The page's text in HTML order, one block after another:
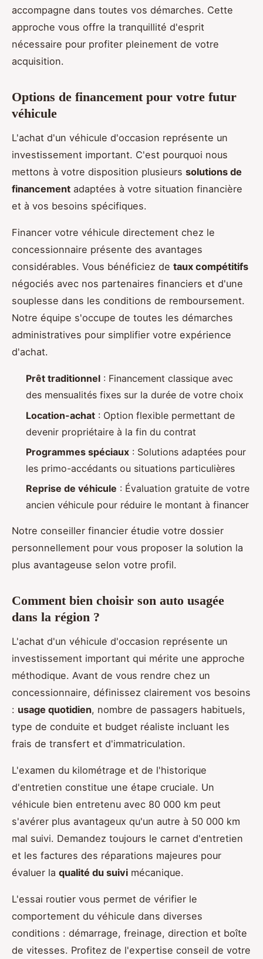
accompagne dans toutes vos démarches. Cette
approche vous offre la tranquillité d'esprit
nécessaire pour profiter pleinement de votre
acquisition.
Options de financement pour votre futur
véhicule
L'achat d'un véhicule d'occasion représente un
investissement important. C'est pourquoi nous
mettons à votre disposition plusieurs solutions de
financement adaptées à votre situation financière
et à vos besoins spécifiques.
Financer votre véhicule directement chez le
concessionnaire présente des avantages
considérables. Vous bénéficiez de taux compétitifs
négociés avec nos partenaires financiers et d'une
souplesse dans les conditions de remboursement.
Notre équipe s'occupe de toutes les démarches
administratives pour simplifier votre expérience
d'achat.
Prêt traditionnel : Financement classique avec
des mensualités fixes sur la durée de votre choix
Location-achat : Option flexible permettant de
devenir propriétaire à la fin du contrat
Programmes spéciaux : Solutions adaptées pour
les primo-accédants ou situations particulières
Reprise de véhicule : Évaluation gratuite de votre
ancien véhicule pour réduire le montant à financer
Notre conseiller financier étudie votre dossier
personnellement pour vous proposer la solution la
plus avantageuse selon votre profil.
Comment bien choisir son auto usagée
dans la région ?
L'achat d'un véhicule d'occasion représente un
investissement important qui mérite une approche
méthodique. Avant de vous rendre chez un
concessionnaire, définissez clairement vos besoins
: usage quotidien, nombre de passagers habituels,
type de conduite et budget réaliste incluant les
frais de transfert et d'immatriculation.
L'examen du kilométrage et de l'historique
d'entretien constitue une étape cruciale. Un
véhicule bien entretenu avec 80 000 km peut
s'avérer plus avantageux qu'un autre à 50 000 km
mal suivi. Demandez toujours le carnet d'entretien
et les factures des réparations majeures pour
évaluer la qualité du suivi mécanique.
L'essai routier vous permet de vérifier le
comportement du véhicule dans diverses
conditions : démarrage, freinage, direction et boîte
de vitesses. Profitez de l'expertise conseil de votre